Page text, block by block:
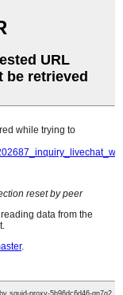
Swahili
Tajik
Telugu
Ukrainian
Urdu
Welsh
Xhosa
Yiddish
Tatar